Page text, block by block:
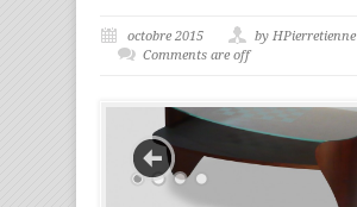
octobre 2015
by HPierretienne
Comments are off